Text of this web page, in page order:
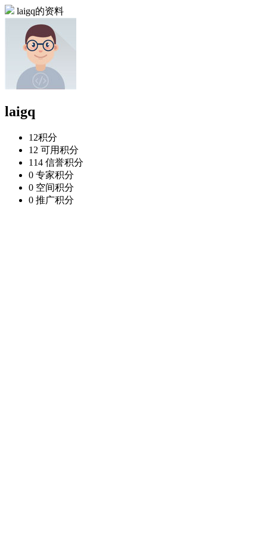
laigq的资料
laigq
12积分
12 可用积分
114 信誉积分
0 专家积分
0 空间积分
0 推广积分